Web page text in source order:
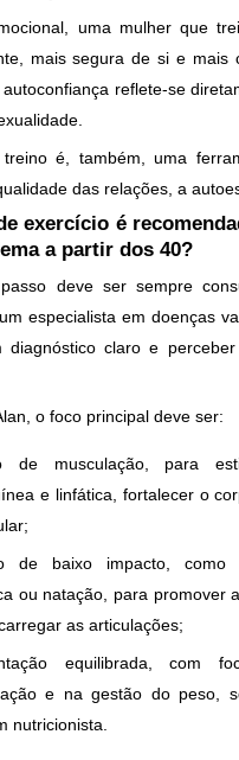
uma mulher que
mais segura de si e mais
reflete-se
é, também, uma
das relações, a
exercício é
a partir dos 40?
deve ser sempre
especialista em doenças
diagnóstico claro e
o foco principal deve ser:
de musculação, para
e linfática, fortalecer o
de baixo impacto, como
ou natação, para promover
as articulações;
equilibrada, com
e na gestão do peso,
nutricionista.